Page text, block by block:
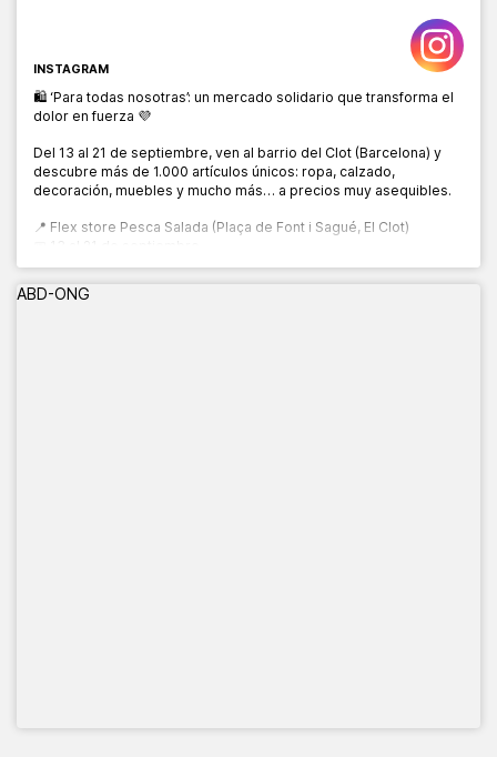
INSTAGRAM
🛍️ ‘Para todas nosotras’: un mercado solidario que transforma el
dolor en fuerza 💜
Del 13 al 21 de septiembre, ven al barrio del Clot (Barcelona) y
descubre más de 1.000 artículos únicos: ropa, calzado,
decoración, muebles y mucho más… a precios muy asequibles.
📍 Flex store Pesca Salada (Plaça de Font i Sagué, El Clot)
🕙 10:00 a 20:00 h
ABD-ONG